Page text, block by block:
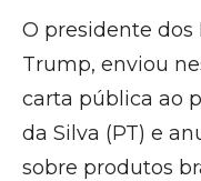
O presidente dos
Trump, enviou
carta pública ao
da Silva (PT) e
sobre produtos